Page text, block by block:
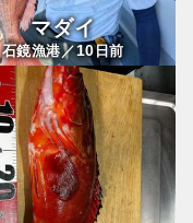
マダイ
石鏡漁港／10日前